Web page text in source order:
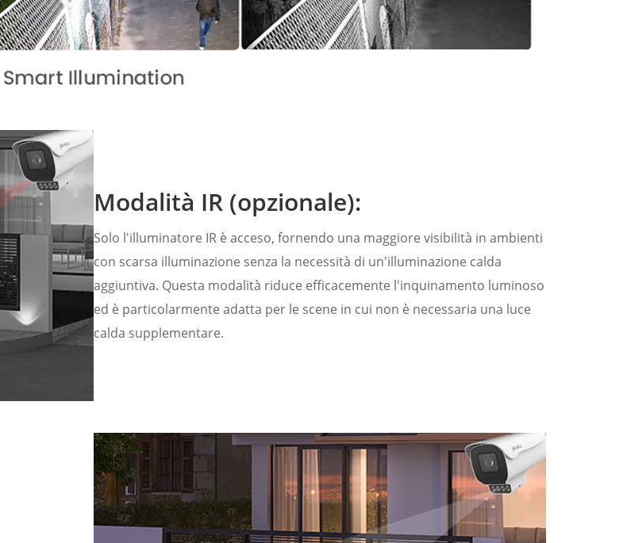
Modalità IR (opzionale):
Solo l'illuminatore IR è acceso, fornendo una maggiore visibilità in ambienti
con scarsa illuminazione senza la necessità di un'illuminazione calda
aggiuntiva. Questa modalità riduce efficacemente l'inquinamento luminoso
ed è particolarmente adatta per le scene in cui non è necessaria una luce
calda supplementare.